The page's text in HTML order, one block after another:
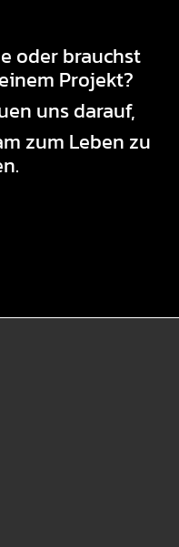
oder brauchst
Projekt?
uns darauf,
zum Leben zu